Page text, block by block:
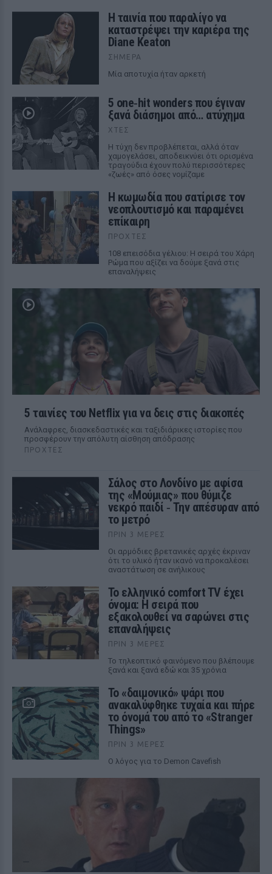
Η ταινία που παραλίγο να
καταστρέψει την καριέρα της
Diane Keaton
ΣΉΜΕΡΑ
Μία αποτυχία ήταν αρκετή
5 one‑hit wonders που έγιναν
ξανά διάσημοι από… ατύχημα
ΧΤΕΣ
Η τύχη δεν προβλέπεται, αλλά όταν
χαμογελάσει, αποδεικνύει ότι ορισμένα
τραγούδια έχουν πολύ περισσότερες
«ζωές» από όσες νομίζαμε
Η κωμωδία που σατίρισε τον
νεοπλουτισμό και παραμένει
επίκαιρη
ΠΡΟΧΤΈΣ
108 επεισόδια γέλιου: Η σειρά του Χάρη
Ρώμα που αξίζει να δούμε ξανά στις
επαναλήψεις
5 ταινίες του Netflix για να δεις στις διακοπές
Aνάλαφρες, διασκεδαστικές και ταξιδιάρικες ιστορίες που
προσφέρουν την απόλυτη αίσθηση απόδρασης
ΠΡΟΧΤΈΣ
Σάλος στο Λονδίνο με αφίσα
της «Μούμιας» που θύμιζε
νεκρό παιδί ‑ Την απέσυραν από
το μετρό
ΠΡΙΝ 3 ΜΈΡΕΣ
Οι αρμόδιες βρετανικές αρχές έκριναν
ότι το υλικό ήταν ικανό να προκαλέσει
αναστάτωση σε ανήλικους
Το ελληνικό comfort TV έχει
όνομα: Η σειρά που
εξακολουθεί να σαρώνει στις
επαναλήψεις
ΠΡΙΝ 3 ΜΈΡΕΣ
Το τηλεοπτικό φαινόμενο που βλέπουμε
ξανά και ξανά εδώ και 35 χρόνια
Το «δαιμονικό» ψάρι που
ανακαλύφθηκε τυχαία και πήρε
το όνομά του από το «Stranger
Things»
ΠΡΙΝ 3 ΜΈΡΕΣ
Ο λόγος για το Demon Cavefish